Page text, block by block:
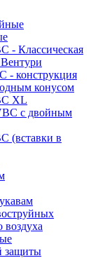
- Классическая
- конструкция
конусом
XL
с двойным
(вставки в
воздуха
защиты